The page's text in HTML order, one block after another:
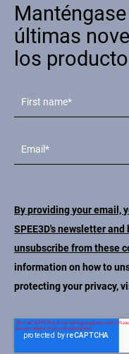
últimas
los
By providing your email,
SPEE3D's newsletter
unsubscribe from these
information on how to
protecting your privacy,